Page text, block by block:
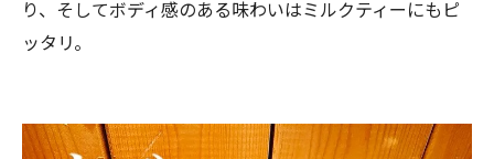
り、そしてボディ感のある味わいはミルクティーにもピ
ッタリ。